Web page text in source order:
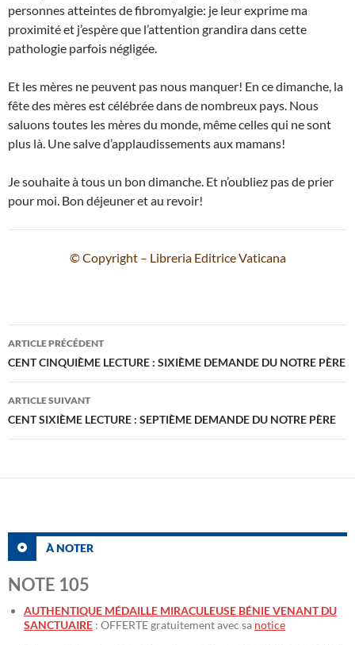
personnes atteintes de fibromyalgie: je leur exprime ma
proximité et j’espère que l’attention grandira dans cette
pathologie parfois négligée.
Et les mères ne peuvent pas nous manquer! En ce dimanche, la
fête des mères est célébrée dans de nombreux pays. Nous
saluons toutes les mères du monde, même celles qui ne sont
plus là. Une salve d’applaudissements aux mamans!
Je souhaite à tous un bon dimanche. Et n’oubliez pas de prier
pour moi. Bon déjeuner et au revoir!
© Copyright – Libreria Editrice Vaticana
Navigation
des
articles
ARTICLE PRÉCÉDENT
CENT CINQUIÈME LECTURE : SIXIÈME DEMANDE DU NOTRE PÈRE
ARTICLE SUIVANT
CENT SIXIÈME LECTURE : SEPTIÈME DEMANDE DU NOTRE PÈRE
À NOTER
NOTE 105
AUTHENTIQUE MÉDAILLE MIRACULEUSE BÉNIE VENANT DU
SANCTUAIRE : OFFERTE gratuitement avec sa notice